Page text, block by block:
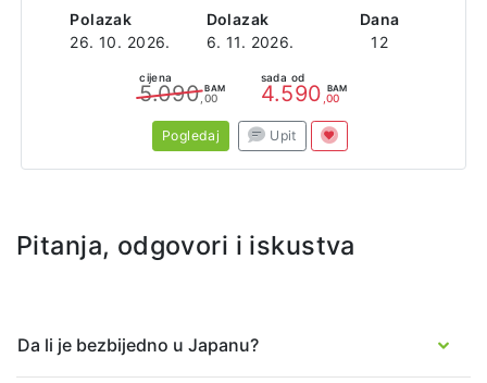
Polazak
26. 10. 2026.
Dolazak
6. 11. 2026.
Dana
12
cijena
5.090 BAM
,00
sada od
4.590 BAM
,00
Pogledaj Upit
Pitanja, odgovori i iskustva
Da li je bezbijedno u Japanu?